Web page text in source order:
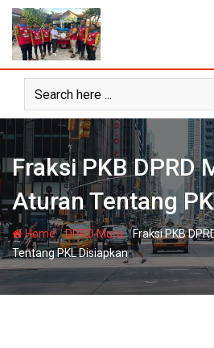
Skip
content
Fraksi PKB DPRD
Aturan Tentang
Home-DPRD Mura-Fraksi PKB
Tentang PKL Disiapkan